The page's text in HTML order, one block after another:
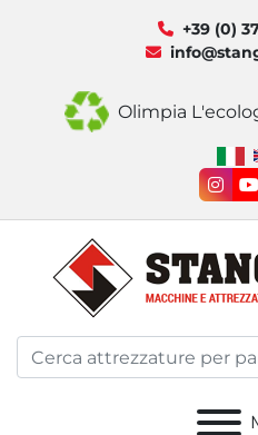
+39 (0)
Olimpia